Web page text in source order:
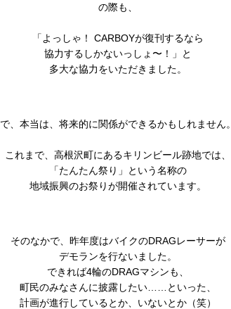
の際も、
「よっしゃ！ CARBOYが復刊するなら
協力するしかないっしょ〜！」と
多大な協力をいただきました。
で、本当は、将来的に関係ができるかもしれません。
これまで、高根沢町にあるキリンビール跡地では、
「たんたん祭り」という名称の
地域振興のお祭りが開催されています。
そのなかで、昨年度はバイクのDRAGレーサーが
デモランを行ないました。
できれば4輪のDRAGマシンも、
町民のみなさんに披露したい……といった、
計画が進行しているとか、いないとか（笑）